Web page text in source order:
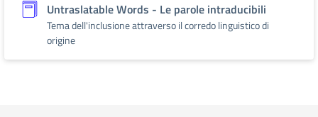
Untraslatable Words - Le parole intraducibili
Tema dell'inclusione attraverso il corredo linguistico di
origine